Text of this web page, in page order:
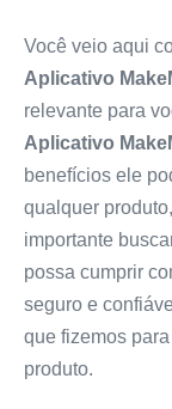
Você veio aqui
Aplicativo
relevante para
Aplicativo
benefícios ele
qualquer
importante
possa cumprir
seguro e
que fizemos
produto.